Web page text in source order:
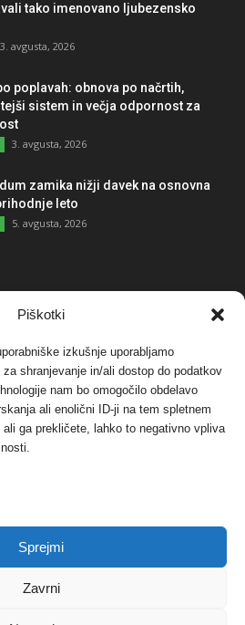
Piškotki
izkušnje uporabljamo
shranjevanje in/ali dostop do podatkov
nam bo omogočilo obdelavo
ali enolični ID-ji na tem spletnem
ga prekličete, lahko to negativno vpliva
Sprejmi
Zavrni
tako imenovano ljubezensko
3. avgusta, 2026
poplavah: obnova po načrtih,
sistem in večja odpornost za
3. avgusta, 2026
zamika nižji davek na osnovna
leto
5. avgusta, 2026
vetrnim elektrarnam na Ojstrici, v
vedno bolj...
12. maja, 2017
v Celovcu v korist elektrarnam
cvetličarskega mojstra Andreja
27. novembra, 2017